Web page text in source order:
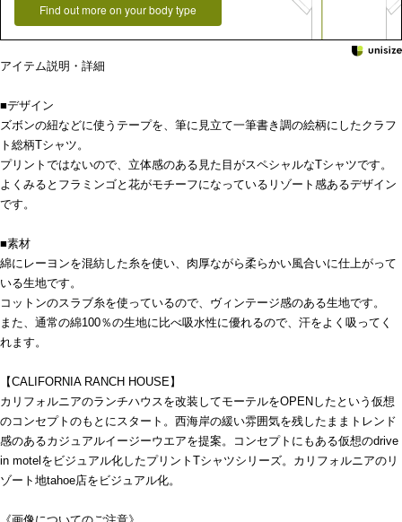
Find out more on your body type
アイテム説明・詳細
■デザイン
ズボンの紐などに使うテープを、筆に見立て一筆書き調の絵柄にしたクラフ
ト総柄Tシャツ。
プリントではないので、立体感のある見た目がスペシャルなTシャツです。
よくみるとフラミンゴと花がモチーフになっているリゾート感あるデザイン
です。
■素材
綿にレーヨンを混紡した糸を使い、肉厚ながら柔らかい風合いに仕上がって
いる生地です。
コットンのスラブ糸を使っているので、ヴィンテージ感のある生地です。
また、通常の綿100％の生地に比べ吸水性に優れるので、汗をよく吸ってく
れます。
【CALIFORNIA RANCH HOUSE】
カリフォルニアのランチハウスを改装してモーテルをOPENしたという仮想
のコンセプトのもとにスタート。西海岸の緩い雰囲気を残したままトレンド
感のあるカジュアルイージーウエアを提案。コンセプトにもある仮想のdrive
in motelをビジュアル化したプリントTシャツシリーズ。カリフォルニアのリ
ゾート地tahoe店をビジュアル化。